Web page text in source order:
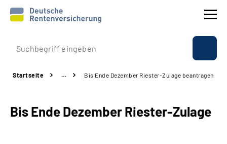
Prävention
Rente
Startseite … Bis Ende Dezember Riester-Zulage beantragen
Bis Ende Dezember Riester-Zulage